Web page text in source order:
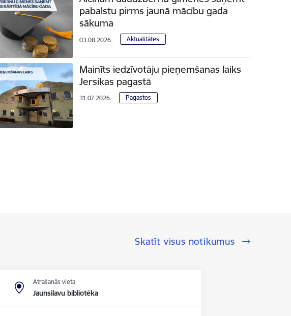
pabalstu pirms jaunā mācību gada
sākuma
03.08.2026. Aktualitātes
Mainīts iedzīvotāju pieņemšanas laiks
Jersikas pagastā
31.07.2026. Pagastos
Skatīt visus notikumus
Atrašanās vieta
Jaunsilavu bibliotēka